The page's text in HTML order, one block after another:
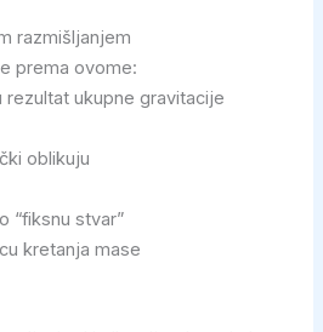
razmišljanjem
prema ovome:
rezultat ukupne gravitacije
oblikuju
“fiksnu stvar”
kretanja mase